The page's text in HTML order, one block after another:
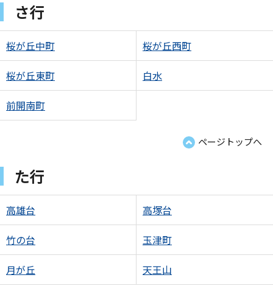
さ行
桜が丘中町 桜が丘西町
桜が丘東町 白水
前開南町
ページトップへ
た行
高雄台 高塚台
竹の台 玉津町
月が丘 天王山